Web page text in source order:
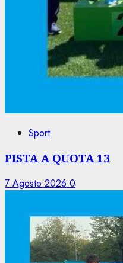
Sport
PISTA A QUOTA 13
7 Agosto 2026 0